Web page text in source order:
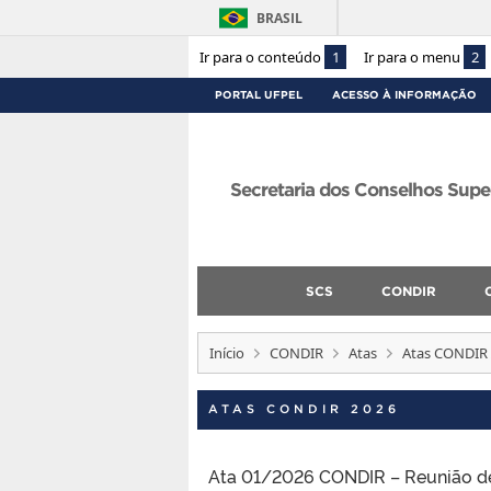
Ir para o conteúdo 1 Ir para o menu 2
BRASIL
PORTAL UFPEL ACESSO À INFORMAÇÃO
Secretaria dos Conselhos
SCS CONDIR
Início CONDIR Atas Atas
ATAS CONDIR 2026
Ata 01/2026 CONDIR – Reunião